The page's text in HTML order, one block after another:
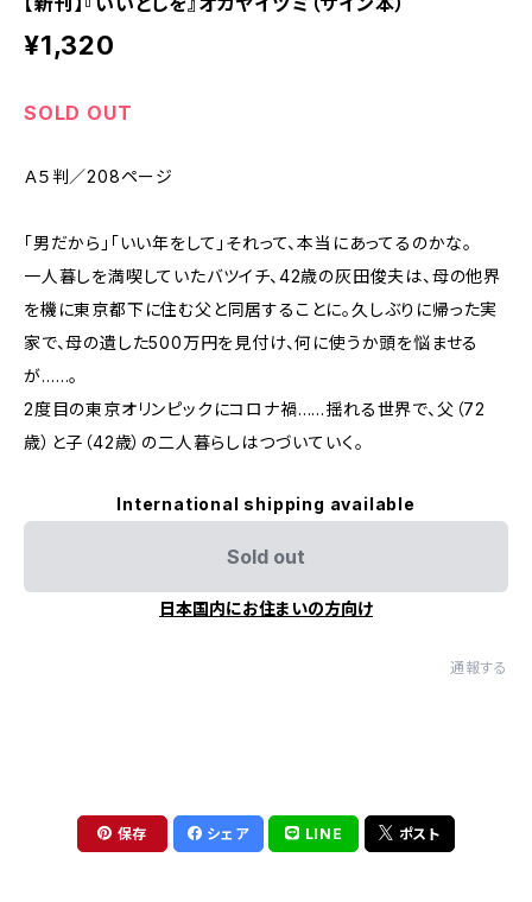
¥1,320
SOLD OUT
Ａ５判／208ページ
「男だから」「いい年をして」それって、本当にあってるのかな。
一人暮しを満喫していたバツイチ、42歳の灰田俊夫は、母の他界
を機に東京都下に住む父と同居することに。久しぶりに帰った実
家で、母の遺した500万円を見付け、何に使うか頭を悩ませる
が……。
2度目の東京オリンピックにコロナ禍……揺れる世界で、父（72
歳）と子（42歳）の二人暮らしはつづいていく。
International shipping available
Sold out
日本国内にお住まいの方向け
通報する
保存 シェア LINE ポスト